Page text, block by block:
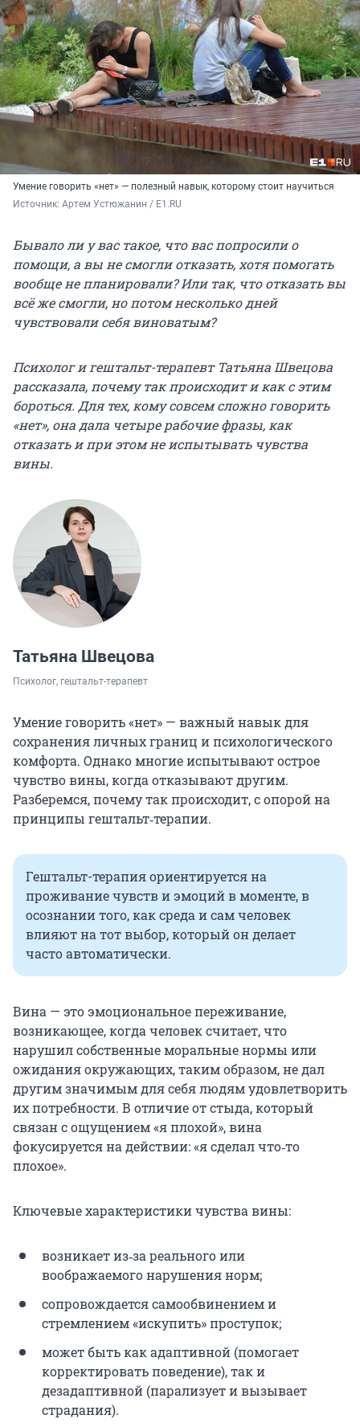
Умение говорить «нет» — полезный навык, которому стоит научиться
Источник: Артем Устюжанин / E1.RU
Бывало ли у вас такое, что вас попросили о
помощи, а вы не смогли отказать, хотя помогать
вообще не планировали? Или так, что отказать вы
всё же смогли, но потом несколько дней
чувствовали себя виноватым?
Психолог и гештальт-терапевт Татьяна Швецова
рассказала, почему так происходит и как с этим
бороться. Для тех, кому совсем сложно говорить
«нет», она дала четыре рабочие фразы, как
отказать и при этом не испытывать чувства
вины.
Татьяна Швецова
Психолог, гештальт-терапевт
Умение говорить «нет» — важный навык для
сохранения личных границ и психологического
комфорта. Однако многие испытывают острое
чувство вины, когда отказывают другим.
Разберемся, почему так происходит, с опорой на
принципы гештальт‑терапии.
Гештальт-терапия ориентируется на
проживание чувств и эмоций в моменте, в
осознании того, как среда и сам человек
влияют на тот выбор, который он делает
часто автоматически.
Вина — это эмоциональное переживание,
возникающее, когда человек считает, что
нарушил собственные моральные нормы или
ожидания окружающих, таким образом, не дал
другим значимым для себя людям удовлетворить
их потребности. В отличие от стыда, который
связан с ощущением «я плохой», вина
фокусируется на действии: «я сделал что‑то
плохое».
Ключевые характеристики чувства вины:
возникает из‑за реального или
воображаемого нарушения норм;
сопровождается самообвинением и
стремлением «искупить» проступок;
может быть как адаптивной (помогает
корректировать поведение), так и
дезадаптивной (парализует и вызывает
страдания).